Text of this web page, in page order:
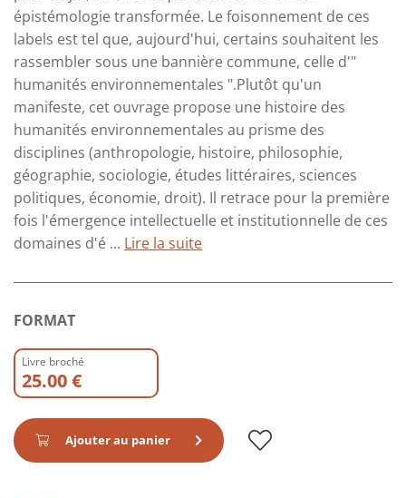
épistémologie transformée. Le foisonnement de ces
labels est tel que, aujourd'hui, certains souhaitent les
rassembler sous une bannière commune, celle d'"
humanités environnementales ".Plutôt qu'un
manifeste, cet ouvrage propose une histoire des
humanités environnementales au prisme des
disciplines (anthropologie, histoire, philosophie,
géographie, sociologie, études littéraires, sciences
politiques, économie, droit). Il retrace pour la première
fois l'émergence intellectuelle et institutionnelle de ces
domaines d'é ... Lire la suite
FORMAT
Livre broché
25.00 €
Ajouter au panier